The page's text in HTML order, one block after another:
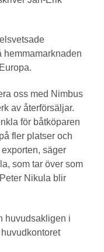
hemmamarknaden
oss med Nimbus
av återförsäljar.
för båtköparen
fler platser och
säger
som tar över som
Nikula blir
huvudsakligen i